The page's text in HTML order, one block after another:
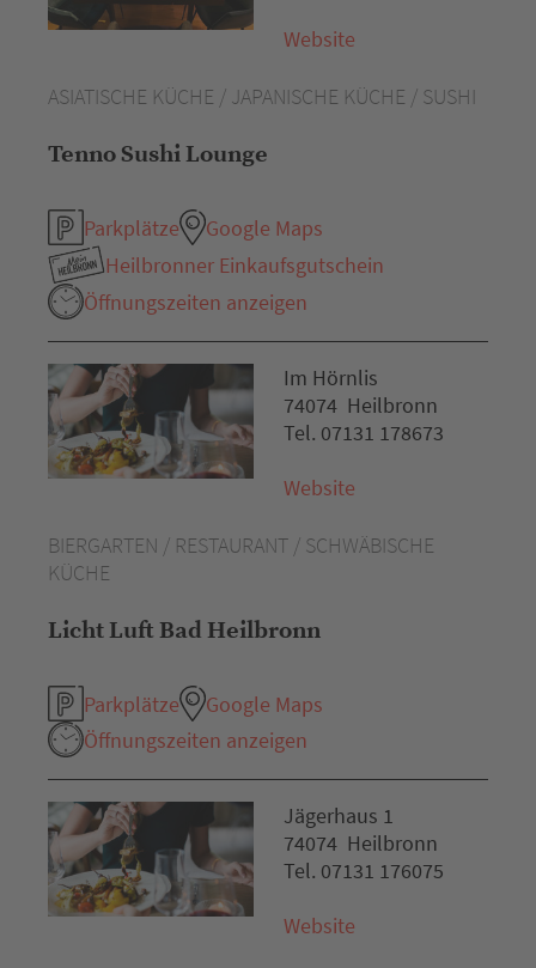
ASIATISCHE KÜCHE / JAPANISCHE KÜCHE / SUSHI
Tenno Sushi Lounge
Parkplätze
Google Maps
Heilbronner Einkaufsgutschein
Öffnungszeiten anzeigen
Website
BIERGARTEN / RESTAURANT / SCHWÄBISCHE
KÜCHE
Licht Luft Bad Heilbronn
Parkplätze
Google Maps
Öffnungszeiten anzeigen
Im Hörnlis
74074 Heilbronn
Tel. 07131 178673
Website
Jägerhaus 1
74074 Heilbronn
Tel. 07131 176075
Website